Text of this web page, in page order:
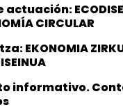
actuación:
CIRCULAR
EKONOMIA
informativo.